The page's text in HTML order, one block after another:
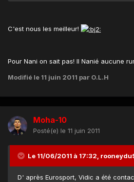
C'est nous les meilleur!
Pour Nani on sait pas! Il Nanié aucune
Modifié le 11 juin 2011 par O.L.H
Moha-10
Posté(e) le 11 juin 2011
Le 11/06/2011 à 17:32,
D' après Eurosport, Vidic a été